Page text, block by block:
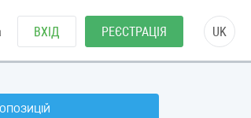
ВХІД РЕЄСТРАЦІЯ UK